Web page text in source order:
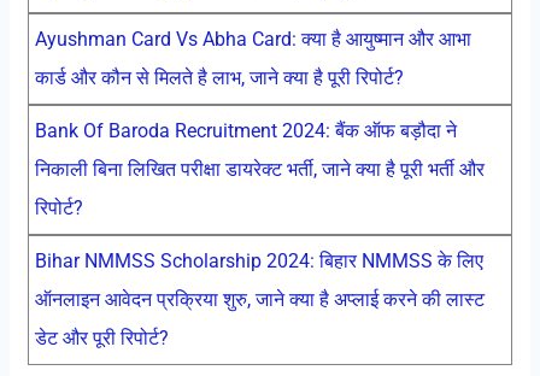
Ayushman Card Vs Abha Card: क्या है आयुष्मान और आभा
कार्ड और कौन से मिलते है लाभ, जाने क्या है पूरी रिपोर्ट?
Bank Of Baroda Recruitment 2024: बैंक ऑफ बड़ौदा ने
निकाली बिना लिखित परीक्षा डायरेक्ट भर्ती, जाने क्या है पूरी भर्ती और
रिपोर्ट?
Bihar NMMSS Scholarship 2024: बिहार NMMSS के लिए
ऑनलाइन आवेदन प्रक्रिया शुरु, जाने क्या है अप्लाई करने की लास्ट
डेट और पूरी रिपोर्ट?